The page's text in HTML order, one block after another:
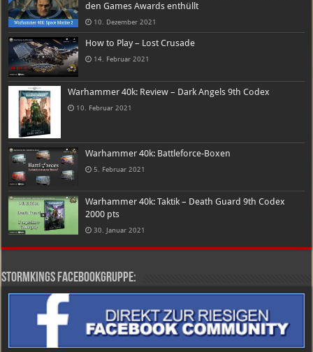
den Games Awards enthüllt
10. Dezember 2021
How to Play – Lost Crusade
14. Februar 2021
Warhammer 40k: Review – Dark Angels 9th Codex
10. Februar 2021
Warhammer 40k: Battleforce-Boxen
5. Februar 2021
Warhammer 40k: Taktik – Death Guard 9th Codex
2000 pts
30. Januar 2021
Stormkings Facebookgruppe: